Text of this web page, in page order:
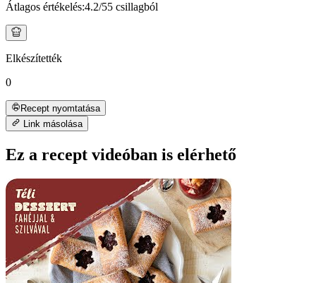
Átlagos értékelés:4.2/55 csillagból
Elkészítették
0
Recept nyomtatása
Link másolása
Ez a recept videóban is elérhető